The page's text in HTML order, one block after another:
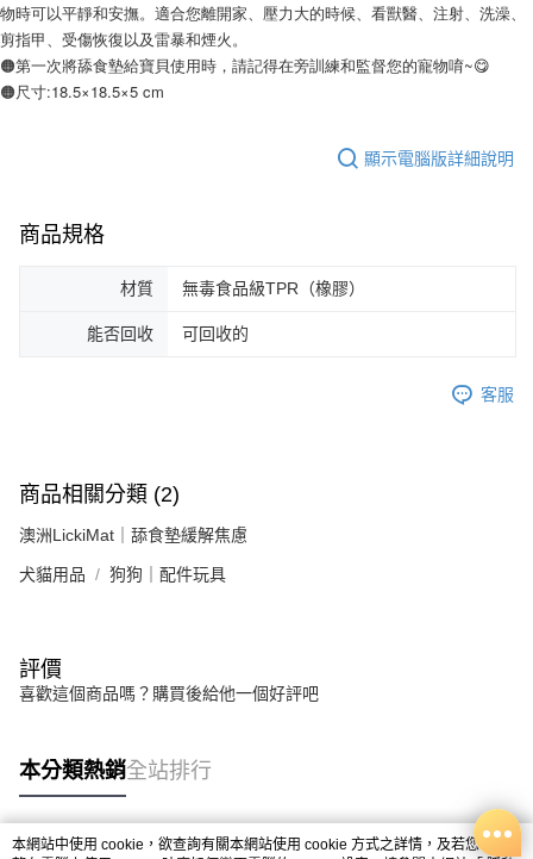
物時可以平靜和安撫。適合您離開家、壓力大的時候、看獸醫、注射、洗澡、
剪指甲、受傷恢復以及雷暴和煙火。
🟠第一次將舔食墊給寶貝使用時，請記得在旁訓練和監督您的寵物唷~😋
🟠尺寸:18.5×18.5×5 cm
顯示電腦版詳細說明
商品規格
材質 無毒食品級TPR（橡膠）
能否回收 可回收的
客服
商品相關分類 (2)
澳洲LickiMat｜舔食墊緩解焦慮
犬貓用品 狗狗｜配件玩具
評價
喜歡這個商品嗎？購買後給他一個好評吧
本分類熱銷全站排行
本網站中使用 cookie，欲查詢有關本網站使用 cookie 方式之詳情，及若您不希